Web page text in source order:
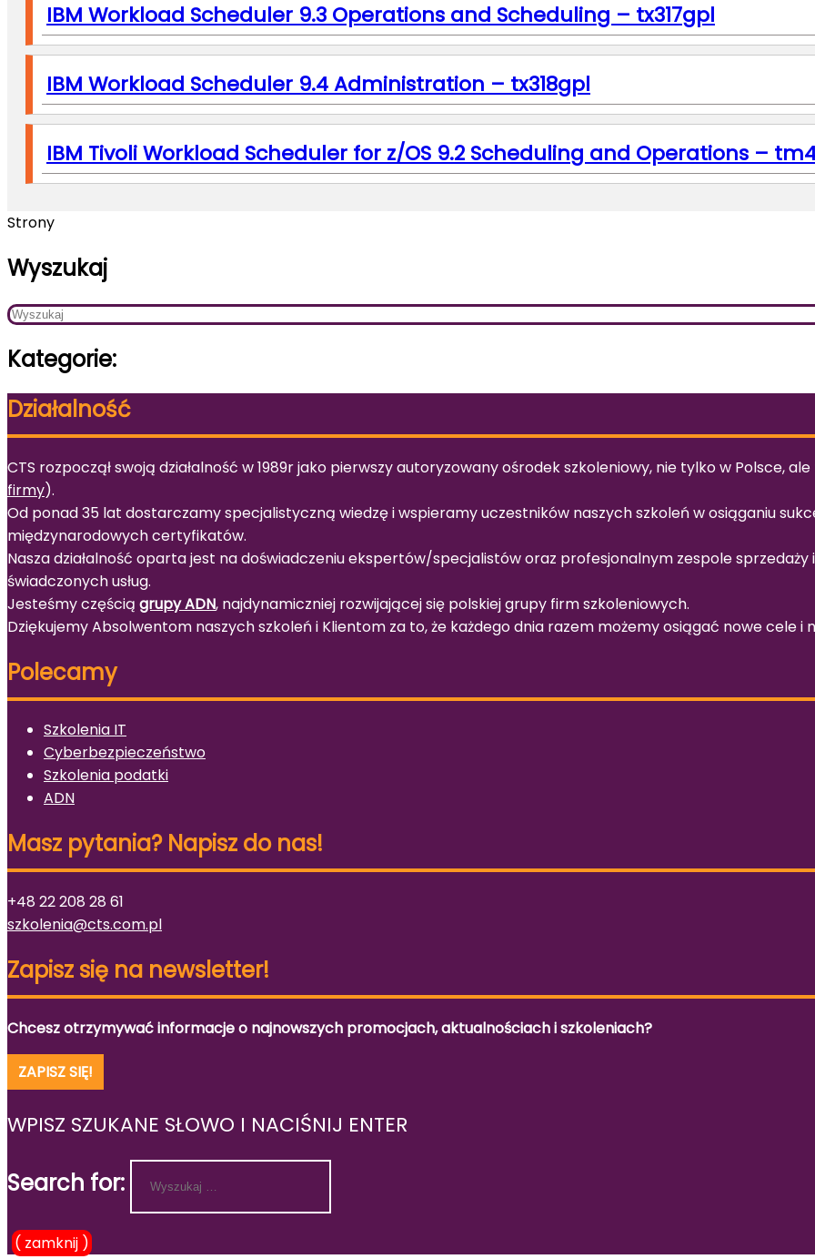
IBM Workload Scheduler 9.3 Operations and Scheduling – tx317gpl
IBM Workload Scheduler 9.4 Administration – tx318gpl
IBM Tivoli Workload Scheduler for z/OS 9.2 Scheduling and Operations –
Strony
Wyszukaj
Kategorie:
Działalność
CTS rozpoczął swoją działalność w 1989r jako pierwszy autoryzowany ośrodek szkoleniowy, nie tylko w Polsce,
firmy).
Od ponad 35 lat dostarczamy specjalistyczną wiedzę i wspieramy uczestników naszych szkoleń w osiąganiu
międzynarodowych certyfikatów.
Nasza działalność oparta jest na doświadczeniu ekspertów/specjalistów oraz profesjonalnym zespole
świadczonych usług.
Jesteśmy częścią grupy ADN, najdynamiczniej rozwijającej się polskiej grupy firm szkoleniowych.
Dziękujemy Absolwentom naszych szkoleń i Klientom za to, że każdego dnia razem możemy osiągać nowe cele i
Polecamy
Szkolenia IT
Cyberbezpieczeństwo
Szkolenia podatki
ADN
Masz pytania? Napisz do nas!
+48 22 208 28 61
szkolenia@cts.com.pl
Zapisz się na newsletter!
Chcesz otrzymywać informacje o najnowszych promocjach, aktualnościach i szkoleniach?
ZAPISZ SIĘ!
WPISZ SZUKANE SŁOWO I NACIŚNIJ ENTER
Search for:
( zamknij )